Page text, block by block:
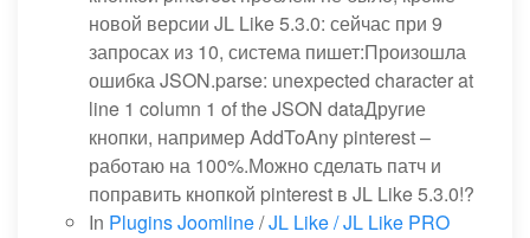
новой версии JL Like 5.3.0: сейчас при 9
запросах из 10, система пишет:Произошла
ошибка JSON.parse: unexpected character at
line 1 column 1 of the JSON dataДругие
кнопки, например AddToAny pinterest –
работаю на 100%.Можно сделать патч и
поправить кнопкой pinterest в JL Like 5.3.0!?
In Plugins Joomline/JL Like / JL Like PRO